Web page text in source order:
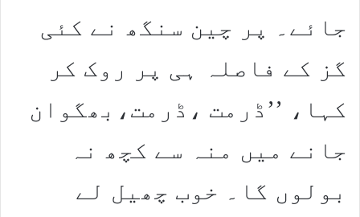
جائے۔ پر چین سنگھ نے کئی
گز کے فاصلہ ہی پر روک کر
کہا، ’’ڈرمت ،ڈرمت،بھگوان
جانے میں منہ سے کچھ نہ
بولوں گا۔ خوب چھیل لے